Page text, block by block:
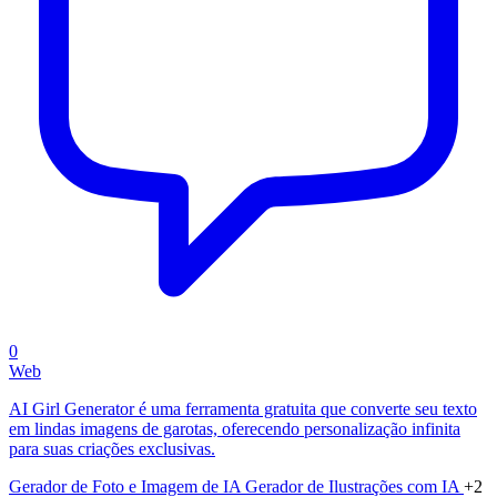
0
Web
AI Girl Generator é uma ferramenta gratuita que converte seu texto
em lindas imagens de garotas, oferecendo personalização infinita
para suas criações exclusivas.
Gerador de Foto e Imagem de IA Gerador de Ilustrações com IA +2